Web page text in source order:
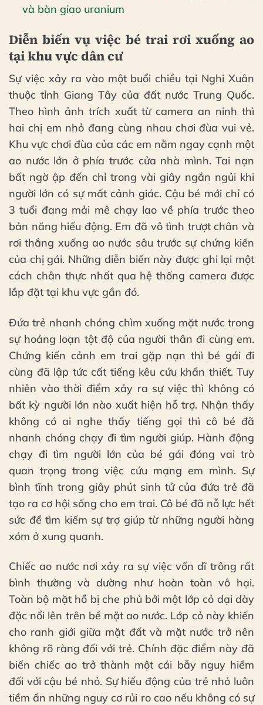
và bàn giao uranium
Diễn biến vụ việc bé trai rơi xuống ao
tại khu vực dân cư
Sự việc xảy ra vào một buổi chiều tại Nghi Xuân
thuộc tỉnh Giang Tây của đất nước Trung Quốc.
Theo hình ảnh trích xuất từ camera an ninh thì
hai chị em nhỏ đang cùng nhau chơi đùa vui vẻ.
Khu vực chơi đùa của các em nằm ngay cạnh một
ao nước lớn ở phía trước cửa nhà mình. Tai nạn
bất ngờ ập đến chỉ trong vài giây ngắn ngủi khi
người lớn có sự mất cảnh giác. Cậu bé mới chỉ có
3 tuổi đang mải mê chạy lao về phía trước theo
bản năng hiếu động. Em đã vô tình trượt chân và
rơi thẳng xuống ao nước sâu trước sự chứng kiến
của chị gái. Những diễn biến này được ghi lại một
cách chân thực nhất qua hệ thống camera được
lắp đặt tại khu vực gần đó.
Đứa trẻ nhanh chóng chìm xuống mặt nước trong
sự hoảng loạn tột độ của người thân đi cùng em.
Chứng kiến cảnh em trai gặp nạn thì bé gái đi
cùng đã lập tức cất tiếng kêu cứu khẩn thiết. Tuy
nhiên vào thời điểm xảy ra sự việc thì không có
bất kỳ người lớn nào xuất hiện hỗ trợ. Nhận thấy
không có ai nghe thấy tiếng gọi thì cô bé đã
nhanh chóng chạy đi tìm người giúp. Hành động
chạy đi tìm người lớn của bé gái đóng vai trò
quan trọng trong việc cứu mạng em mình. Sự
bình tĩnh trong giây phút sinh tử của đứa trẻ đã
tạo ra cơ hội sống cho em trai. Cô bé đã nỗ lực hết
sức để tìm kiếm sự trợ giúp từ những người hàng
xóm ở xung quanh.
Chiếc ao nước nơi xảy ra sự việc vốn dĩ trông rất
bình thường và dường như hoàn toàn vô hại.
Toàn bộ mặt hồ bị che phủ bởi một lớp cỏ dại dày
đặc nổi lên trên bề mặt ao nước. Lớp cỏ này khiến
cho ranh giới giữa mặt đất và mặt nước trở nên
không rõ ràng đối với trẻ. Chính đặc điểm này đã
biến chiếc ao trở thành một cái bẫy nguy hiểm
đối với cậu bé nhỏ. Sự hiếu động của trẻ nhỏ luôn
tiềm ẩn những nguy cơ rủi ro cao nếu không có sự